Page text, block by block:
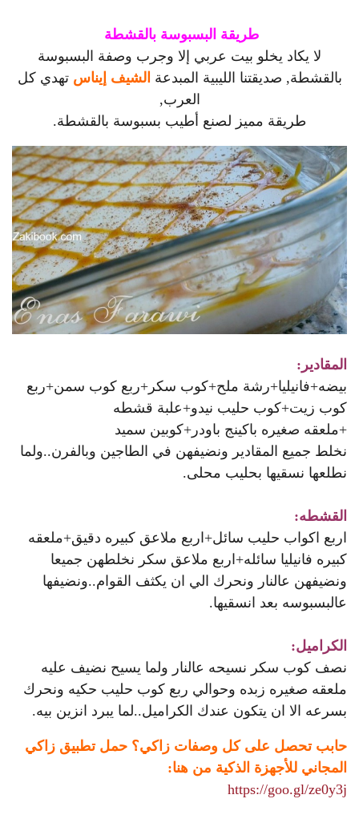
طريقة البسبوسة بالقشطة
لا يكاد يخلو بيت عربي إلا وجرب وصفة البسبوسة
بالقشطة, صديقتنا الليبية المبدعة الشيف إيناس تهدي كل
العرب,
طريقة مميز لصنع أطيب بسبوسة بالقشطة.
المقادير:
بيضه+فانيليا+رشة ملح+كوب سكر+ربع كوب سمن+ربع
كوب زيت+كوب حليب نيدو+علبة قشطه
+ملعقه صغيره باكينج باودر+كوبين سميد
نخلط جميع المقادير ونضيفهن في الطاجين وبالفرن..ولما
نطلعها نسقيها بحليب محلى.
القشطه:
اربع اكواب حليب سائل+اربع ملاعق كبيره دقيق+ملعقه
كبيره فانيليا سائله+اربع ملاعق سكر نخلطهن جميعا
ونضيفهن عالنار ونحرك الي ان يكثف القوام..ونضيفها
عالبسبوسه بعد انسقيها.
الكراميل:
نصف كوب سكر نسيحه عالنار ولما يسيح نضيف عليه
ملعقه صغيره زبده وحوالي ربع كوب حليب حكيه ونحرك
بسرعه الا ان يتكون عندك الكراميل..لما يبرد انزين بيه.
حابب تحصل على كل وصفات زاكي؟ حمل تطبيق زاكي
المجاني للأجهزة الذكية من هنا:
https://goo.gl/ze0y3j